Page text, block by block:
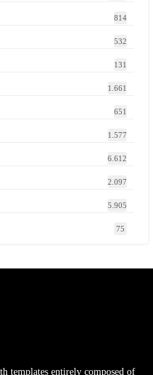
814
532
131
1.661
651
1.577
6.612
2.097
5.905
75
templates entirely composed of